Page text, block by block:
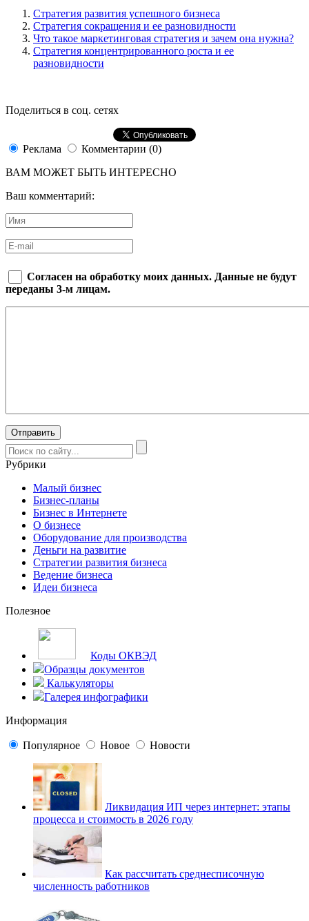
Стратегия развития успешного бизнеса
Стратегия сокращения и ее разновидности
Что такое маркетинговая стратегия и зачем она нужна?
Стратегия концентрированного роста и ее
разновидности
Поделиться в соц. сетях
Реклама
Комментарии (0)
ВАМ МОЖЕТ БЫТЬ ИНТЕРЕСНО
Ваш комментарий:
Согласен на обработку моих данных. Данные не будут
переданы 3-м лицам.
Рубрики
Малый бизнес
Бизнес-планы
Бизнес в Интернете
О бизнесе
Оборудование для производства
Деньги на развитие
Стратегии развития бизнеса
Ведение бизнеса
Идеи бизнеса
Полезное
Коды ОКВЭД
Образцы документов
Калькуляторы
Галерея инфографики
Информация
Популярное Новое Новости
Ликвидация ИП через интернет: этапы
процесса и стоимость в 2026 году
Как рассчитать среднесписочную
численность работников